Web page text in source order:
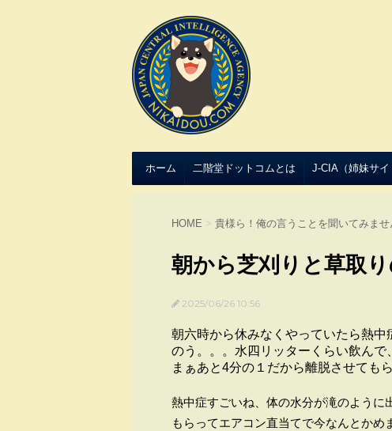
ホーム 二階堂ドットコムとは J-CIA（姉妹サイ
HOME > 貴様ら！俺の言うことを聞いてみませ
朝から芝刈りと草取
2025/06/26 10:56
朝六時から休みなくやっていたら熱
のう。。。水四リッターくらい飲んで
まぁあと4分の１だから離脱させても
熱中症すごいね、体の水分が滝のように
もらってエアコン直当てで今なんとかめ